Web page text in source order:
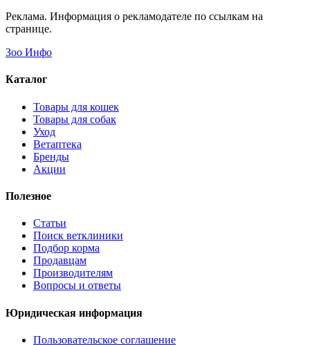
Реклама. Информация о рекламодателе по ссылкам на
странице.
Зоо Инфо
Каталог
Товары для кошек
Товары для собак
Уход
Ветаптека
Бренды
Акции
Полезное
Статьи
Поиск ветклиники
Подбор корма
Продавцам
Производителям
Вопросы и ответы
Юридическая информация
Пользовательское соглашение